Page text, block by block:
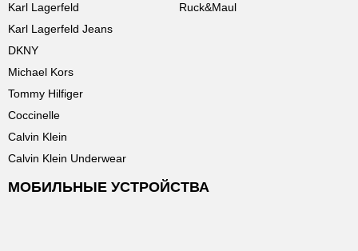
Karl Lagerfeld
Karl Lagerfeld Jeans
DKNY
Michael Kors
Tommy Hilfiger
Coccinelle
Calvin Klein
Calvin Klein Underwear
Ruck&Maul
МОБИЛЬНЫЕ УСТРОЙСТВА